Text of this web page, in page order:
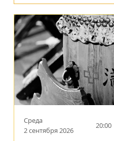
Среда
2 сентября 2026
20:00